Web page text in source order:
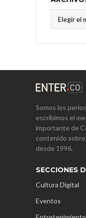
Somos los
escribimos el
importante de
contenido
desde 1996.
SECCIONES
Cultura Digital
Eventos